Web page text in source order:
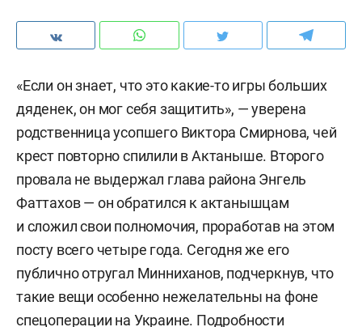
«Если он знает, что это какие-то игры больших
дяденек, он мог себя защитить», — уверена
родственница усопшего Виктора Смирнова, чей
крест повторно спилили в Актаныше. Второго
провала не выдержал глава района Энгель
Фаттахов — он обратился к актанышцам
и сложил свои полномочия, проработав на этом
посту всего четыре года. Сегодня же его
публично отругал Минниханов, подчеркнув, что
такие вещи особенно нежелательны на фоне
спецоперации на Украине. Подробности